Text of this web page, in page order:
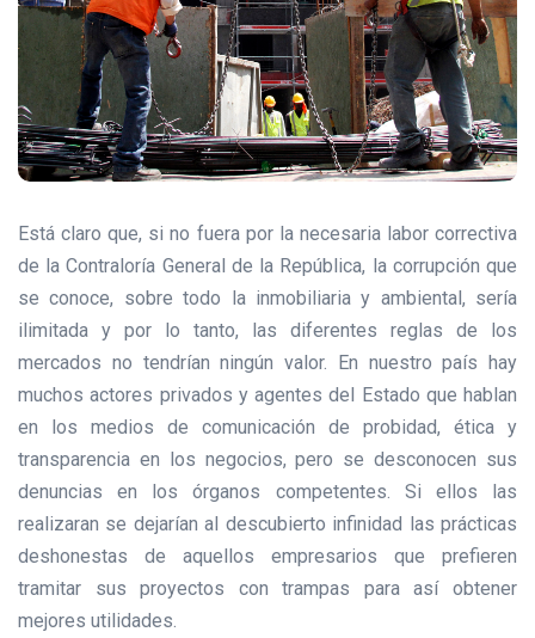
Está claro que, si no fuera por la necesaria labor correctiva
de la Contraloría General de la República, la corrupción que
se conoce, sobre todo la inmobiliaria y ambiental, sería
ilimitada y por lo tanto, las diferentes reglas de los
mercados no tendrían ningún valor. En nuestro país hay
muchos actores privados y agentes del Estado que hablan
en los medios de comunicación de probidad, ética y
transparencia en los negocios, pero se desconocen sus
denuncias en los órganos competentes. Si ellos las
realizaran se dejarían al descubierto infinidad las prácticas
deshonestas de aquellos empresarios que prefieren
tramitar sus proyectos con trampas para así obtener
mejores utilidades.